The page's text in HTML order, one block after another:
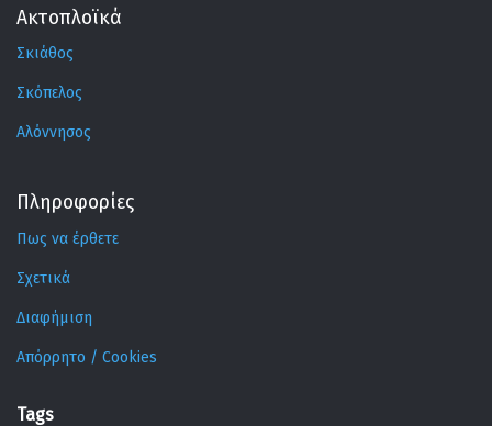
Ακτοπλοϊκά
Σκιάθος
Σκόπελος
Αλόννησος
Πληροφορίες
Πως να έρθετε
Σχετικά
Διαφήμιση
Απόρρητο / Cookies
Tags